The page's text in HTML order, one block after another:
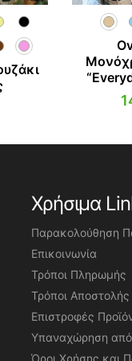
Χρήσιμα
Παρακολούθηση
Επικοινωνία
Τρόποι Πληρωμής
Τρόποι Αποστολής
Επιστροφές
Υπαναχώρηση
Όροι Χρήσης και